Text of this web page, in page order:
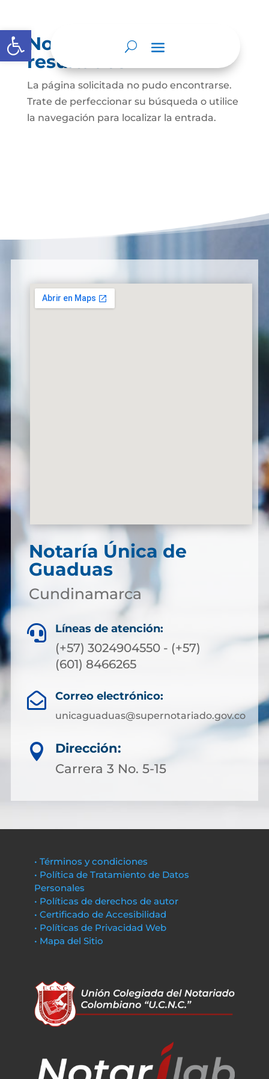
Abrir barra de herramientas
No se encontraron
resultados
La página solicitada no pudo encontrarse.
Trate de perfeccionar su búsqueda o utilice
la navegación para localizar la entrada.
Notaría Única de
Guaduas
Cundinamarca
 Líneas de atención:
(+57) 3024904550 - (+57)
(601) 8466265
 Correo electrónico:
unicaguaduas@supernotariado.gov.co

Dirección:
Carrera 3 No. 5-15
• Términos y condiciones
• Política de Tratamiento de Datos
Personales
• Políticas de derechos de autor
• Certificado de Accesibilidad
• Políticas de Privacidad Web
• Mapa del Sitio